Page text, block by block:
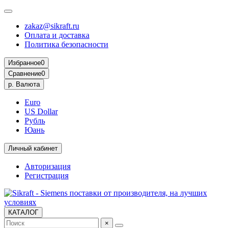
zakaz@sikraft.ru
Оплата и доставка
Политика безопасности
Избранное0
Сравнение0
р. Валюта
Euro
US Dollar
Рубль
Юань
Личный кабинет
Авторизация
Регистрация
КАТАЛОГ
×